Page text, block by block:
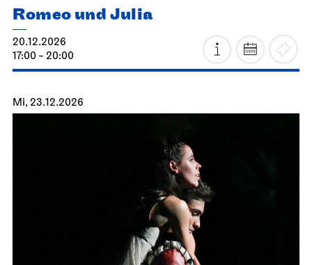
Romeo und Julia
20.12.2026
17:00 - 20:00
Mi, 23.12.2026